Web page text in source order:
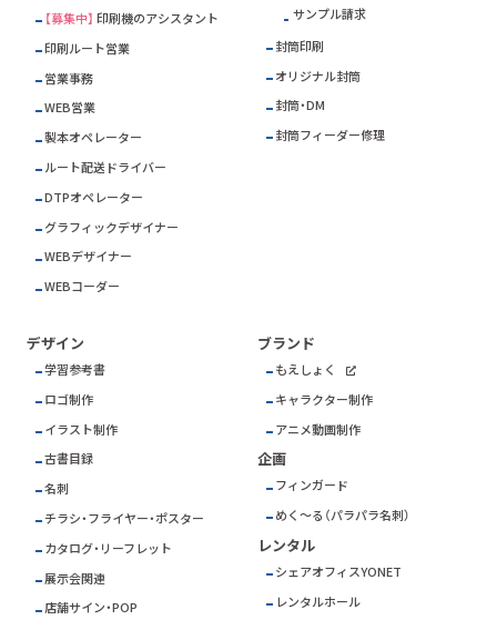
【募集中】 印刷機のアシスタント
印刷ルート営業
営業事務
WEB営業
製本オペレーター
ルート配送ドライバー
DTPオペレーター
グラフィックデザイナー
WEBデザイナー
WEBコーダー
サンプル請求
封筒印刷
オリジナル封筒
封筒・DM
封筒フィーダー修理
デザイン
学習参考書
ロゴ制作
イラスト制作
古書目録
名刺
チラシ・フライヤー・ポスター
カタログ・リーフレット
展示会関連
店舗サイン・POP
ブランド
もえしょく
キャラクター制作
アニメ動画制作
企画
フィンガード
めく～る（パラパラ名刺）
レンタル
シェアオフィスYONET
レンタルホール